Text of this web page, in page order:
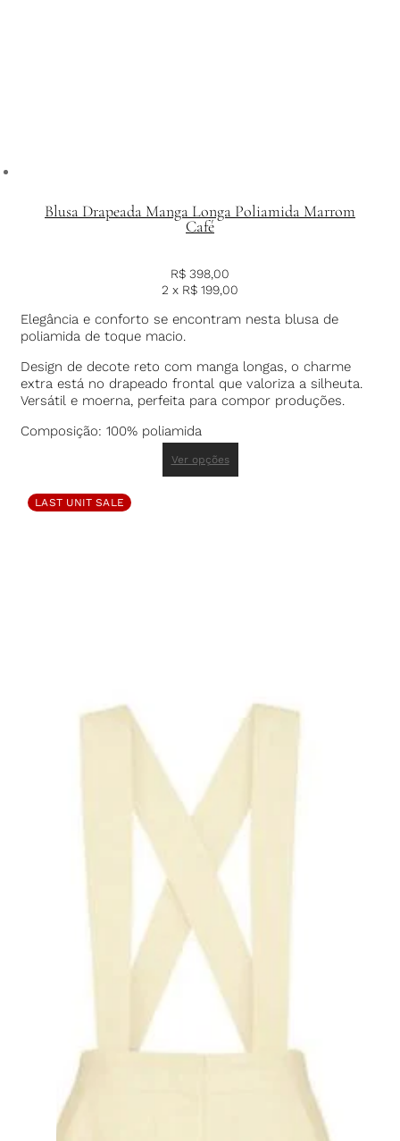
Blusa Drapeada Manga Longa Poliamida Marrom
Café
R$ 398,00
2 x R$ 199,00
Elegância e conforto se encontram nesta blusa de
poliamida de toque macio.
Design de decote reto com manga longas, o charme
extra está no drapeado frontal que valoriza a silheuta.
Versátil e moerna, perfeita para compor produções.
Composição: 100% poliamida
Ver opções
LAST UNIT SALE